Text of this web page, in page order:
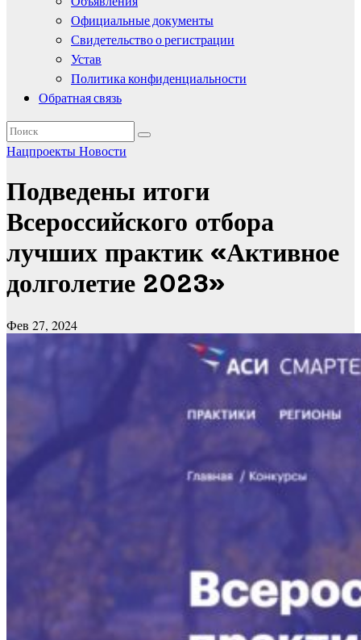
Официальные документы
Свидетельство о регистрации
Устав
Политика конфиденциальности
Обратная связь
НацпроектыНовости
Подведены итоги
Всероссийского отбора
лучших практик «Активное
долголетие 2023»
Фев 27, 2024